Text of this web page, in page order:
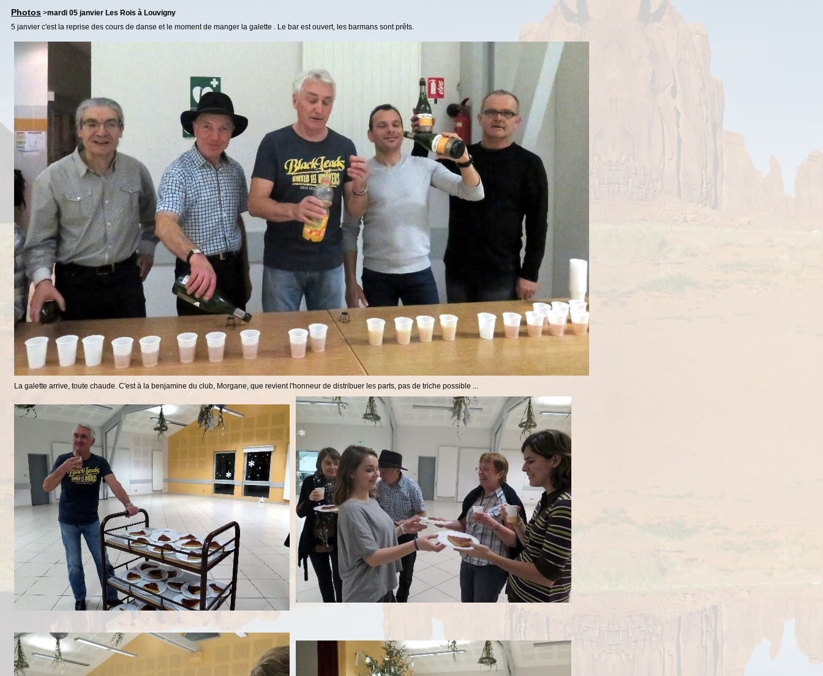
Photos >mardi 05 janvier Les Rois à Louvigny
5 janvier c'est la reprise des cours de danse et le moment de manger la galette . Le bar est ouvert, les barmans sont prêts.
La galette arrive, toute chaude. C'est à la benjamine du club, Morgane, que revient l'honneur de distribuer les parts, pas de triche possible ...